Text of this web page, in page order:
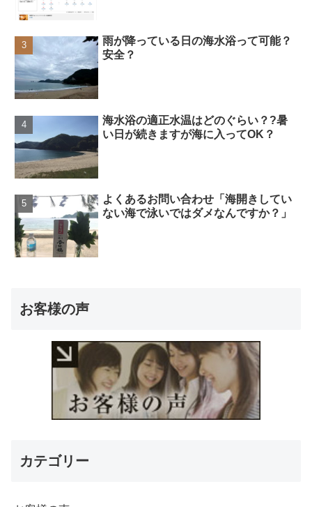
雨が降っている日の海水浴って可能？
安全？
海水浴の適正水温はどのぐらい？?暑
い日が続きますが海に入ってOK？
よくあるお問い合わせ「海開きしてい
ない海で泳いではダメなんですか？」
お客様の声
カテゴリー